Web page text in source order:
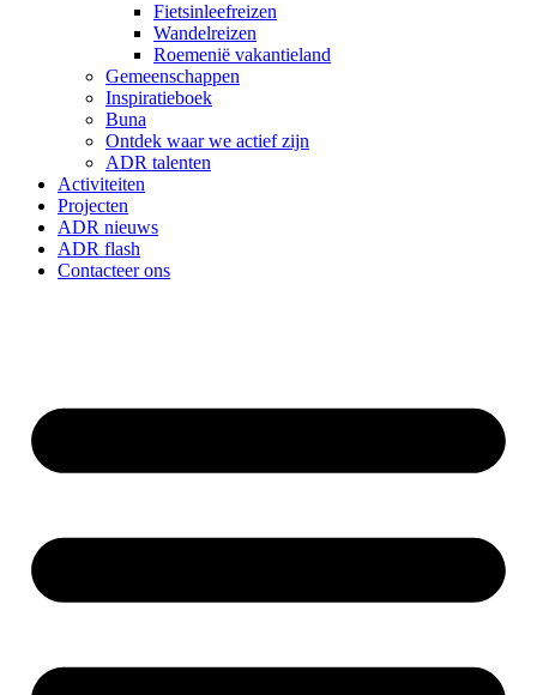
Fietsinleefreizen
Wandelreizen
Roemenië vakantieland
Gemeenschappen
Inspiratieboek
Buna
Ontdek waar we actief zijn
ADR talenten
Activiteiten
Projecten
ADR nieuws
ADR flash
Contacteer ons